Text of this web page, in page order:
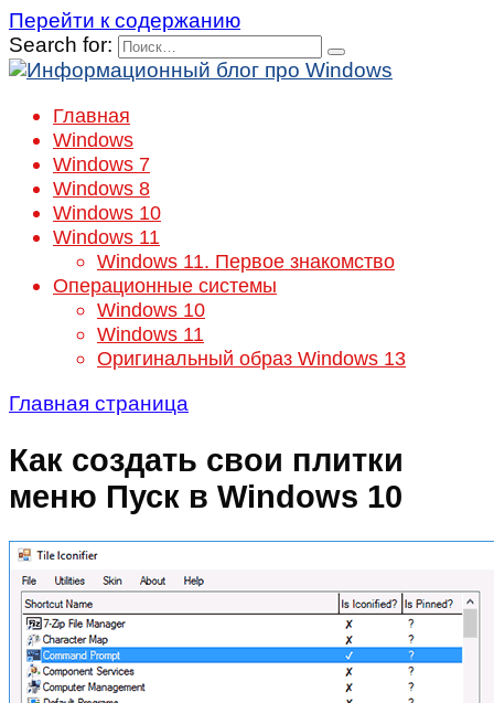
Перейти к содержанию
Search for:
Главная
Windows
Windows 7
Windows 8
Windows 10
Windows 11
Windows 11. Первое знакомство
Операционные системы
Windows 10
Windows 11
Оригинальный образ Windows 13
Главная страница
Как создать свои плитки
меню Пуск в Windows 10